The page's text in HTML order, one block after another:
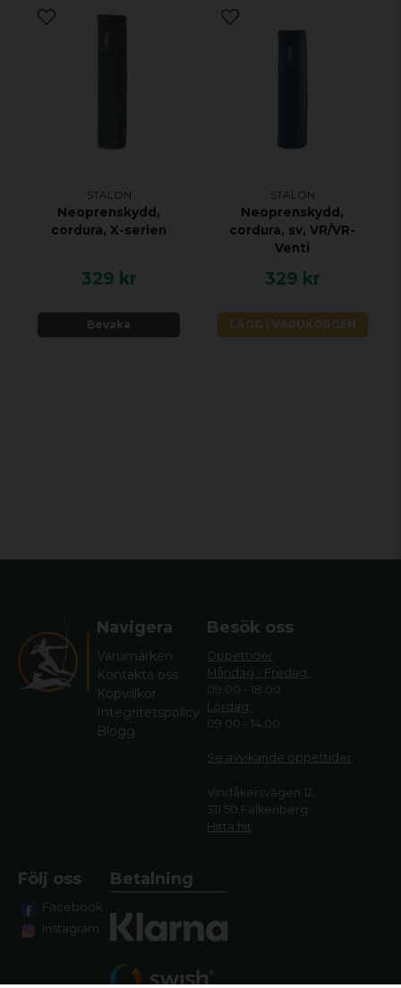
STALON
Neoprenskydd,
cordura, X-serien
329 kr
Bevaka
STALON
Neoprenskydd,
cordura, sv, VR/VR-
Venti
329 kr
LÄGG I VARUKORGEN
Navigera
Varumärken
Kontakta oss
Köpvillkor
Integritetspolicy
Blogg
Besök oss
Öppettider
Måndag - Fredag:
09.00 - 18.00
Lördag:
09.00 - 14.00
Se avvikande öppettider
Vindåkersvägen 12,
311 50 Falkenberg
Hitta hit
Följ oss
Facebook
Instagram
Betalning